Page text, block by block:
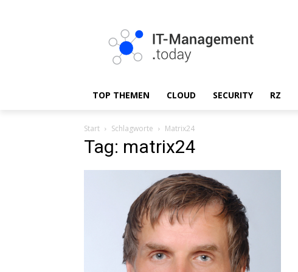
TOP THEMEN CLOUD SECURITY RZ
Start Schlagworte Matrix24
Tag: matrix24